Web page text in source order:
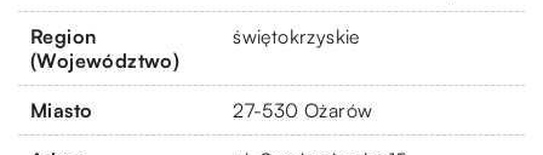
Region
(Województwo)
świętokrzyskie
Miasto 27-530 Ożarów